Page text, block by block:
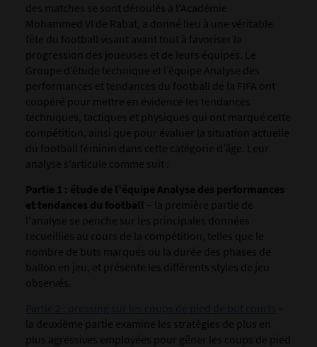
des matches se sont déroulés à l'Académie
Mohammed VI de Rabat, a donné lieu à une véritable
fête du football visant avant tout à favoriser la
progression des joueuses et de leurs équipes. Le
Groupe d’étude technique et l’équipe Analyse des
performances et tendances du football de la FIFA ont
coopéré pour mettre en évidence les tendances
techniques, tactiques et physiques qui ont marqué cette
compétition, ainsi que pour évaluer la situation actuelle
du football féminin dans cette catégorie d’âge. Leur
analyse s’articule comme suit :
Partie 1 : étude de l’équipe Analyse des performances
et tendances du football – la première partie de
l'analyse se penche sur les principales données
recueillies au cours de la compétition, telles que le
nombre de buts marqués ou la durée des phases de
ballon en jeu, et présente les différents styles de jeu
observés.
Partie 2 : pressing sur les coups de pied de but courts –
la deuxième partie examine les stratégies de plus en
plus agressives employées pour gêner les coups de pied